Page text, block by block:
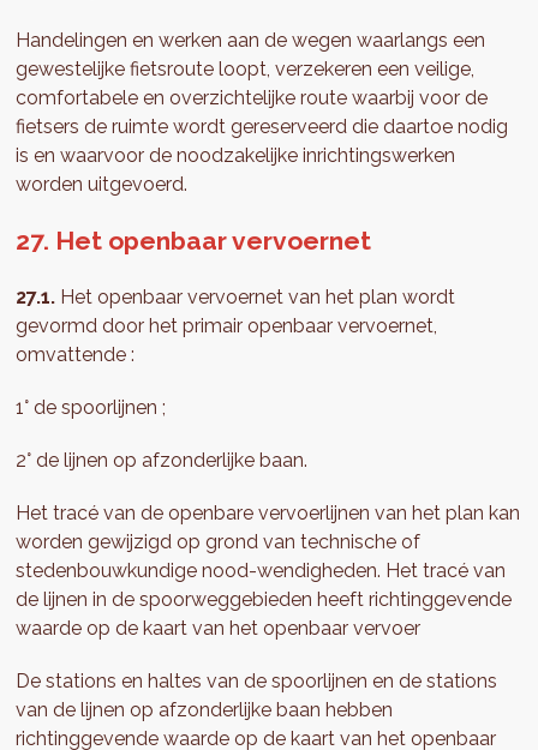
Handelingen en werken aan de wegen waarlangs een
gewestelijke fietsroute loopt, verzekeren een veilige,
comfortabele en overzichtelijke route waarbij voor de
fietsers de ruimte wordt gereserveerd die daartoe nodig
is en waarvoor de noodzakelijke inrichtingswerken
worden uitgevoerd.
27. Het openbaar vervoernet
27.1. Het openbaar vervoernet van het plan wordt
gevormd door het primair openbaar vervoernet,
omvattende :
1° de spoorlijnen ;
2° de lijnen op afzonderlijke baan.
Het tracé van de openbare vervoerlijnen van het plan kan
worden gewijzigd op grond van technische of
stedenbouwkundige nood-wendigheden. Het tracé van
de lijnen in de spoorweggebieden heeft richtinggevende
waarde op de kaart van het openbaar vervoer
De stations en haltes van de spoorlijnen en de stations
van de lijnen op afzonderlijke baan hebben
richtinggevende waarde op de kaart van het openbaar